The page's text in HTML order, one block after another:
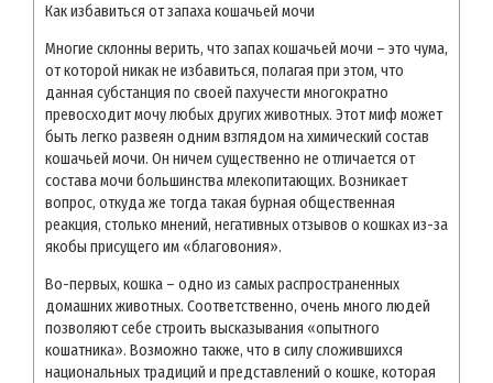
Как избавиться от запаха кошачьей мочи
Многие склонны верить, что запах кошачьей мочи – это чума,
от которой никак не избавиться, полагая при этом, что
данная субстанция по своей пахучести многократно
превосходит мочу любых других животных. Этот миф может
быть легко развеян одним взглядом на химический состав
кошачьей мочи. Он ничем существенно не отличается от
состава мочи большинства млекопитающих. Возникает
вопрос, откуда же тогда такая бурная общественная
реакция, столько мнений, негативных отзывов о кошках из-за
якобы присущего им «благовония».
Во-первых, кошка – одно из самых распространенных
домашних животных. Соответственно, очень много людей
позволяют себе строить высказывания «опытного
кошатника». Возможно также, что в силу сложившихся
национальных традиций и представлений о кошке, которая